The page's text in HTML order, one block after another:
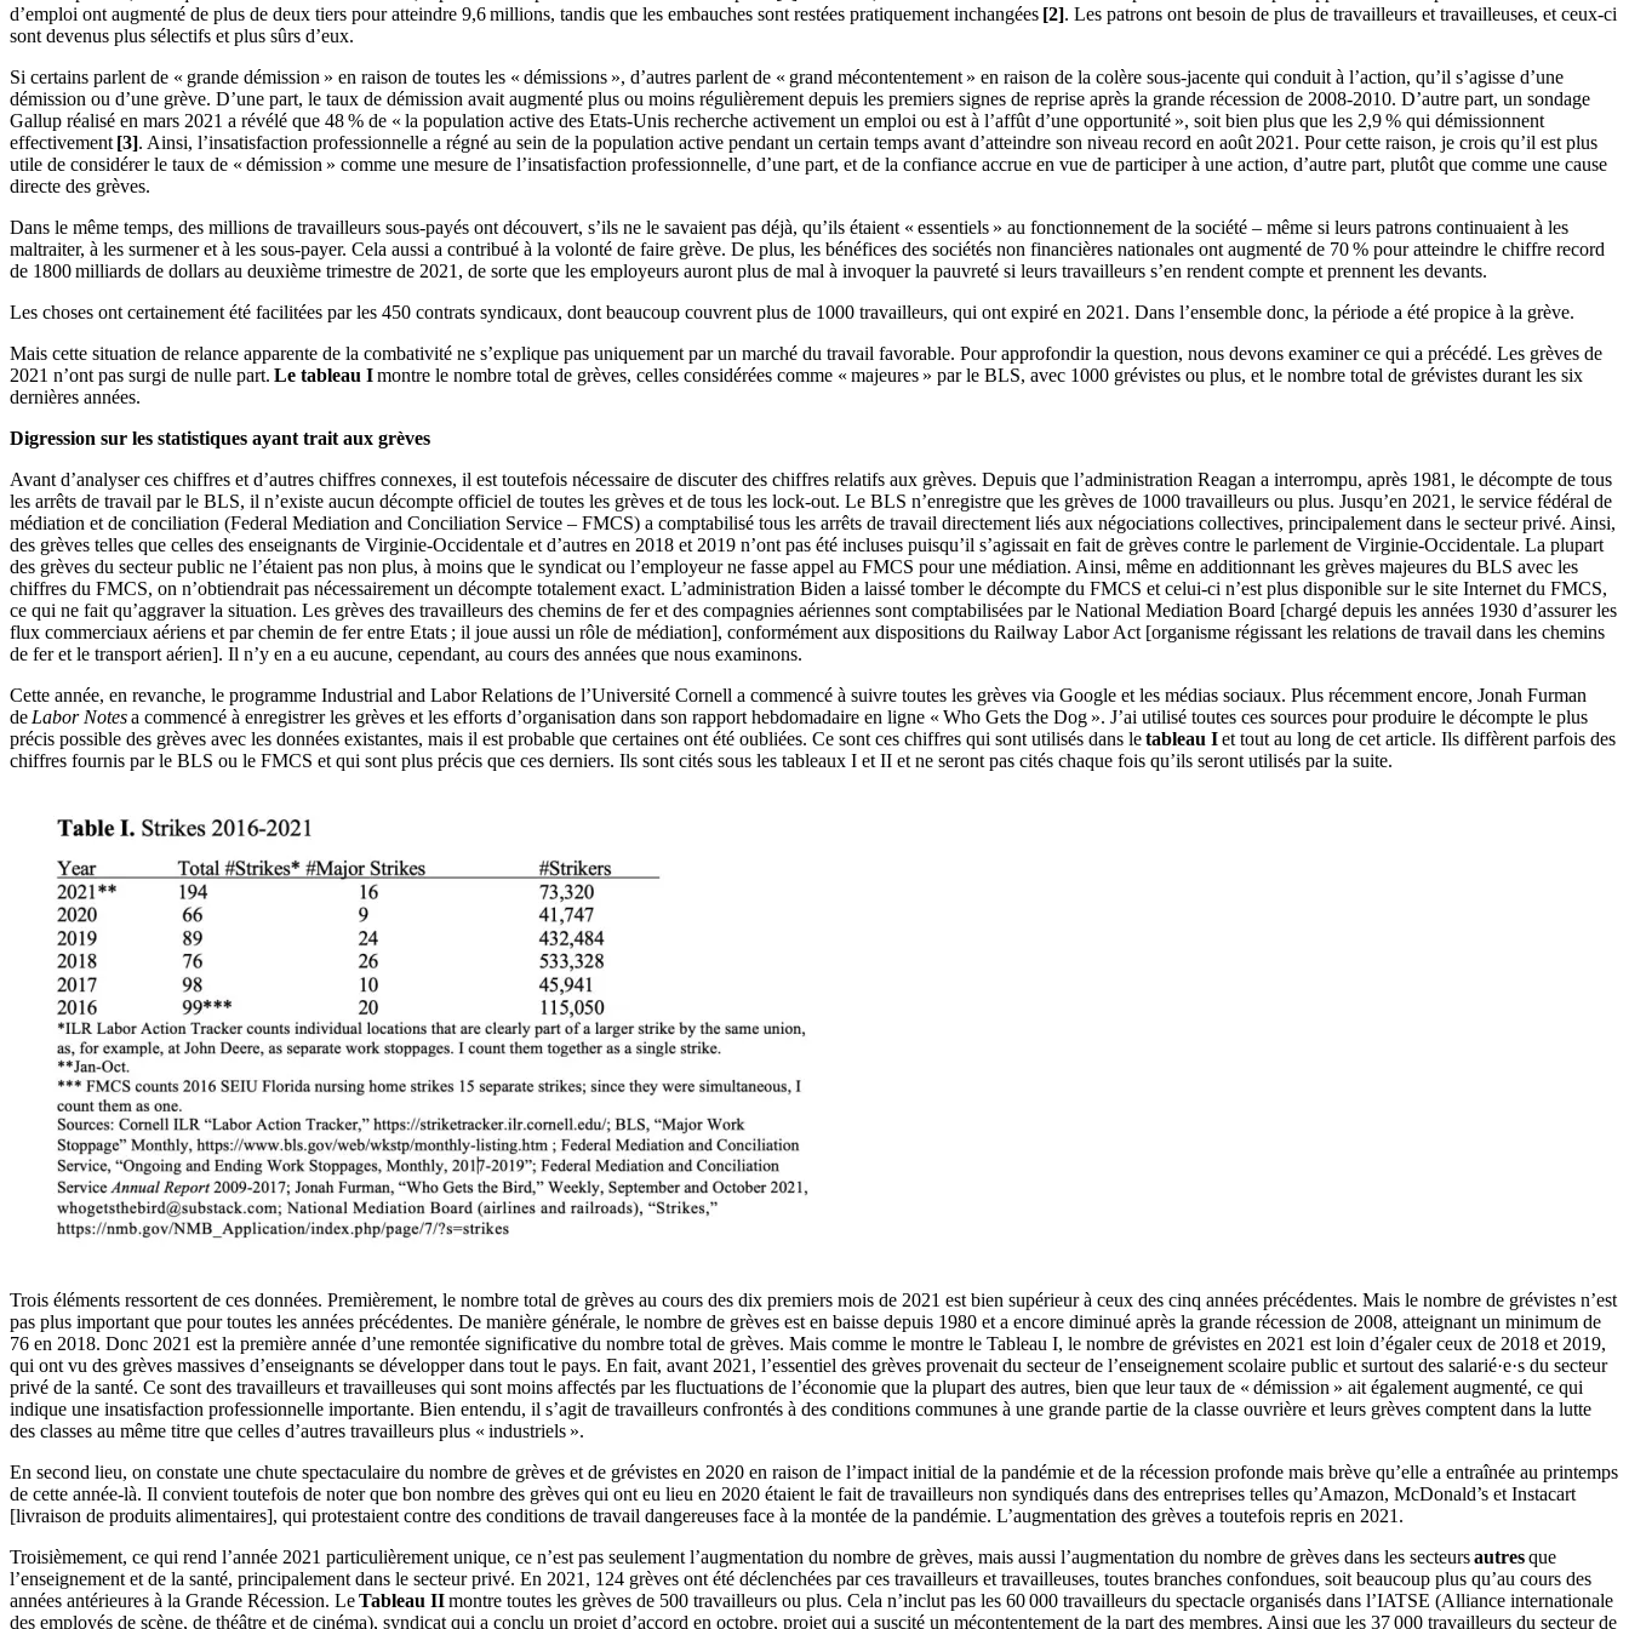
d’emploi ont augmenté de plus de deux tiers pour atteindre 9,6 millions, tandis que les embauches sont restées pratiquement inchangées [2]. Les patrons ont besoin de plus de travailleurs et travailleuses, et ceux-ci
sont devenus plus sélectifs et plus sûrs d’eux.
Si certains parlent de « grande démission » en raison de toutes les « démissions », d’autres parlent de « grand mécontentement » en raison de la colère sous-jacente qui conduit à l’action, qu’il s’agisse d’une
démission ou d’une grève. D’une part, le taux de démission avait augmenté plus ou moins régulièrement depuis les premiers signes de reprise après la grande récession de 2008-2010. D’autre part, un sondage
Gallup réalisé en mars 2021 a révélé que 48 % de « la population active des Etats-Unis recherche activement un emploi ou est à l’affût d’une opportunité », soit bien plus que les 2,9 % qui démissionnent
effectivement [3]. Ainsi, l’insatisfaction professionnelle a régné au sein de la population active pendant un certain temps avant d’atteindre son niveau record en août 2021. Pour cette raison, je crois qu’il est plus
utile de considérer le taux de « démission » comme une mesure de l’insatisfaction professionnelle, d’une part, et de la confiance accrue en vue de participer à une action, d’autre part, plutôt que comme une cause
directe des grèves.
Dans le même temps, des millions de travailleurs sous-payés ont découvert, s’ils ne le savaient pas déjà, qu’ils étaient « essentiels » au fonctionnement de la société – même si leurs patrons continuaient à les
maltraiter, à les surmener et à les sous-payer. Cela aussi a contribué à la volonté de faire grève. De plus, les bénéfices des sociétés non financières nationales ont augmenté de 70 % pour atteindre le chiffre record
de 1800 milliards de dollars au deuxième trimestre de 2021, de sorte que les employeurs auront plus de mal à invoquer la pauvreté si leurs travailleurs s’en rendent compte et prennent les devants.
Les choses ont certainement été facilitées par les 450 contrats syndicaux, dont beaucoup couvrent plus de 1000 travailleurs, qui ont expiré en 2021. Dans l’ensemble donc, la période a été propice à la grève.
Mais cette situation de relance apparente de la combativité ne s’explique pas uniquement par un marché du travail favorable. Pour approfondir la question, nous devons examiner ce qui a précédé. Les grèves de
2021 n’ont pas surgi de nulle part. Le tableau Imontre le nombre total de grèves, celles considérées comme « majeures » par le BLS, avec 1000 grévistes ou plus, et le nombre total de grévistes durant les six
dernières années.
Digression sur les statistiques ayant trait aux grèves
Avant d’analyser ces chiffres et d’autres chiffres connexes, il est toutefois nécessaire de discuter des chiffres relatifs aux grèves. Depuis que l’administration Reagan a interrompu, après 1981, le décompte de tous
les arrêts de travail par le BLS, il n’existe aucun décompte officiel de toutes les grèves et de tous les lock-out. Le BLS n’enregistre que les grèves de 1000 travailleurs ou plus. Jusqu’en 2021, le service fédéral de
médiation et de conciliation (Federal Mediation and Conciliation Service – FMCS) a comptabilisé tous les arrêts de travail directement liés aux négociations collectives, principalement dans le secteur privé. Ainsi,
des grèves telles que celles des enseignants de Virginie-Occidentale et d’autres en 2018 et 2019 n’ont pas été incluses puisqu’il s’agissait en fait de grèves contre le parlement de Virginie-Occidentale. La plupart
des grèves du secteur public ne l’étaient pas non plus, à moins que le syndicat ou l’employeur ne fasse appel au FMCS pour une médiation. Ainsi, même en additionnant les grèves majeures du BLS avec les
chiffres du FMCS, on n’obtiendrait pas nécessairement un décompte totalement exact. L’administration Biden a laissé tomber le décompte du FMCS et celui-ci n’est plus disponible sur le site Internet du FMCS,
ce qui ne fait qu’aggraver la situation. Les grèves des travailleurs des chemins de fer et des compagnies aériennes sont comptabilisées par le National Mediation Board [chargé depuis les années 1930 d’assurer les
flux commerciaux aériens et par chemin de fer entre Etats ; il joue aussi un rôle de médiation], conformément aux dispositions du Railway Labor Act [organisme régissant les relations de travail dans les chemins
de fer et le transport aérien]. Il n’y en a eu aucune, cependant, au cours des années que nous examinons.
Cette année, en revanche, le programme Industrial and Labor Relations de l’Université Cornell a commencé à suivre toutes les grèves via Google et les médias sociaux. Plus récemment encore, Jonah Furman
de Labor Notesa commencé à enregistrer les grèves et les efforts d’organisation dans son rapport hebdomadaire en ligne « Who Gets the Dog ». J’ai utilisé toutes ces sources pour produire le décompte le plus
précis possible des grèves avec les données existantes, mais il est probable que certaines ont été oubliées. Ce sont ces chiffres qui sont utilisés dans letableau Iet tout au long de cet article. Ils diffèrent parfois des
chiffres fournis par le BLS ou le FMCS et qui sont plus précis que ces derniers. Ils sont cités sous les tableaux I et II et ne seront pas cités chaque fois qu’ils seront utilisés par la suite.
Trois éléments ressortent de ces données. Premièrement, le nombre total de grèves au cours des dix premiers mois de 2021 est bien supérieur à ceux des cinq années précédentes. Mais le nombre de grévistes n’est
pas plus important que pour toutes les années précédentes. De manière générale, le nombre de grèves est en baisse depuis 1980 et a encore diminué après la grande récession de 2008, atteignant un minimum de
76 en 2018. Donc 2021 est la première année d’une remontée significative du nombre total de grèves. Mais comme le montre le Tableau I, le nombre de grévistes en 2021 est loin d’égaler ceux de 2018 et 2019,
qui ont vu des grèves massives d’enseignants se développer dans tout le pays. En fait, avant 2021, l’essentiel des grèves provenait du secteur de l’enseignement scolaire public et surtout des salarié·e·s du secteur
privé de la santé. Ce sont des travailleurs et travailleuses qui sont moins affectés par les fluctuations de l’économie que la plupart des autres, bien que leur taux de « démission » ait également augmenté, ce qui
indique une insatisfaction professionnelle importante. Bien entendu, il s’agit de travailleurs confrontés à des conditions communes à une grande partie de la classe ouvrière et leurs grèves comptent dans la lutte
des classes au même titre que celles d’autres travailleurs plus « industriels ».
En second lieu, on constate une chute spectaculaire du nombre de grèves et de grévistes en 2020 en raison de l’impact initial de la pandémie et de la récession profonde mais brève qu’elle a entraînée au printemps
de cette année-là. Il convient toutefois de noter que bon nombre des grèves qui ont eu lieu en 2020 étaient le fait de travailleurs non syndiqués dans des entreprises telles qu’Amazon, McDonald’s et Instacart
[livraison de produits alimentaires], qui protestaient contre des conditions de travail dangereuses face à la montée de la pandémie. L’augmentation des grèves a toutefois repris en 2021.
Troisièmement, ce qui rend l’année 2021 particulièrement unique, ce n’est pas seulement l’augmentation du nombre de grèves, mais aussi l’augmentation du nombre de grèves dans les secteursautresque
l’enseignement et de la santé, principalement dans le secteur privé. En 2021, 124 grèves ont été déclenchées par ces travailleurs et travailleuses, toutes branches confondues, soit beaucoup plus qu’au cours des
années antérieures à la Grande Récession. LeTableau IImontre toutes les grèves de 500 travailleurs ou plus. Cela n’inclut pas les 60 000 travailleurs du spectacle organisés dans l’IATSE (Alliance internationale
des employés de scène, de théâtre et de cinéma), syndicat qui a conclu un projet d’accord en octobre, projet qui a suscité un mécontentement de la part des membres. Ainsi que les 37 000 travailleurs du secteur de